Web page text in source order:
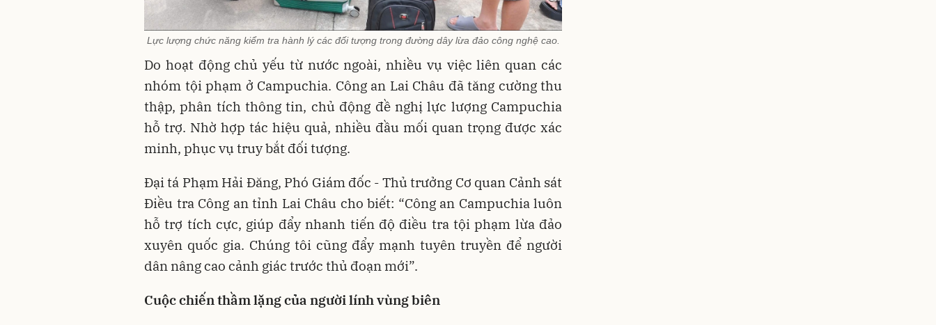
Lực lượng chức năng kiểm tra hành lý các đối tượng trong đường dây lừa đảo công nghệ cao.
Do hoạt động chủ yếu từ nước ngoài, nhiều vụ việc liên quan các
nhóm tội phạm ở Campuchia. Công an Lai Châu đã tăng cường thu
thập, phân tích thông tin, chủ động đề nghị lực lượng Campuchia
hỗ trợ. Nhờ hợp tác hiệu quả, nhiều đầu mối quan trọng được xác
minh, phục vụ truy bắt đối tượng.
Đại tá Phạm Hải Đăng, Phó Giám đốc - Thủ trưởng Cơ quan Cảnh sát
Điều tra Công an tỉnh Lai Châu cho biết: “Công an Campuchia luôn
hỗ trợ tích cực, giúp đẩy nhanh tiến độ điều tra tội phạm lừa đảo
xuyên quốc gia. Chúng tôi cũng đẩy mạnh tuyên truyền để người
dân nâng cao cảnh giác trước thủ đoạn mới”.
Cuộc chiến thầm lặng của người lính vùng biên